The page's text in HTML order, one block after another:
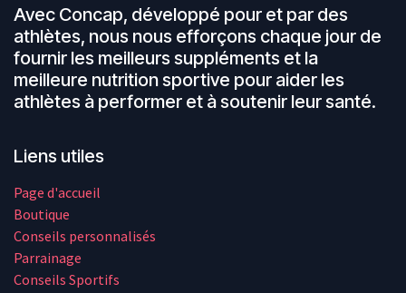
Avec Concap, développé pour et par des
athlètes, nous nous efforçons chaque jour de
fournir les meilleurs suppléments et la
meilleure nutrition sportive pour aider les
athlètes à performer et à soutenir leur santé.​
Liens utiles
Page d'accueil
Boutique
Conseils personnalisés
Parrainage
Conseils Sportifs